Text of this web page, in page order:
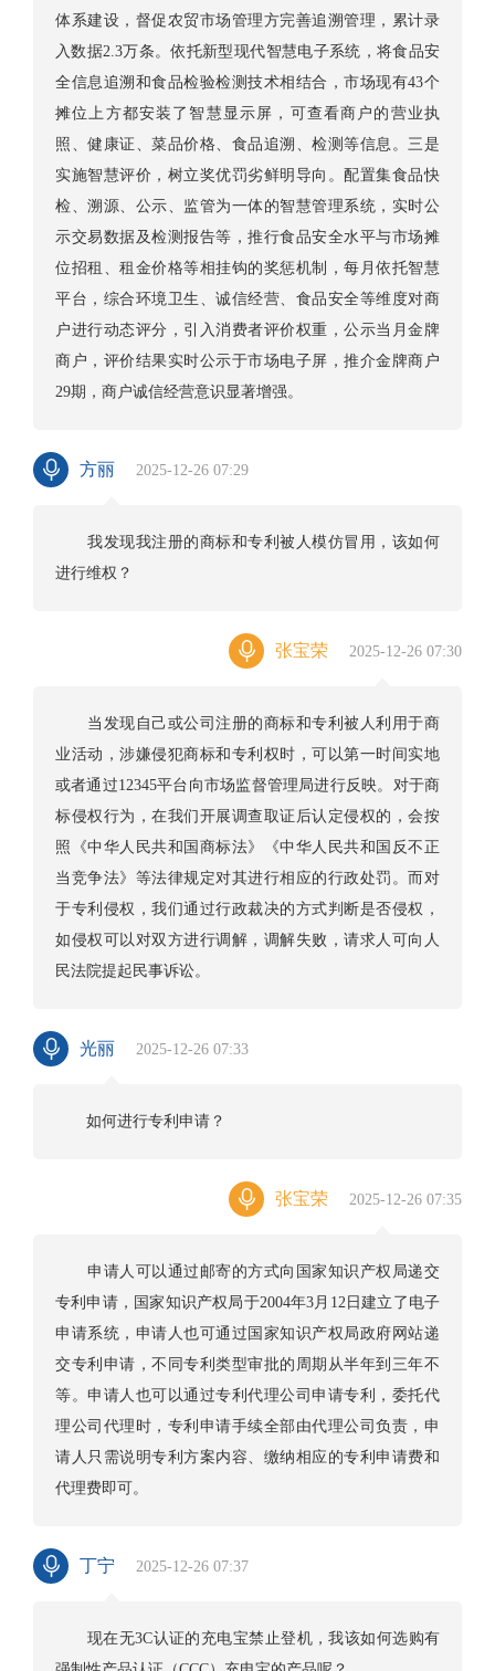
体系建设，督促农贸市场管理方完善追溯管理，累计录
入数据2.3万条。依托新型现代智慧电子系统，将食品安
全信息追溯和食品检验检测技术相结合，市场现有43个
摊位上方都安装了智慧显示屏，可查看商户的营业执
照、健康证、菜品价格、食品追溯、检测等信息。三是
实施智慧评价，树立奖优罚劣鲜明导向。配置集食品快
检、溯源、公示、监管为一体的智慧管理系统，实时公
示交易数据及检测报告等，推行食品安全水平与市场摊
位招租、租金价格等相挂钩的奖惩机制，每月依托智慧
平台，综合环境卫生、诚信经营、食品安全等维度对商
户进行动态评分，引入消费者评价权重，公示当月金牌
商户，评价结果实时公示于市场电子屏，推介金牌商户
29期，商户诚信经营意识显著增强。
方丽 2025-12-26 07:29
我发现我注册的商标和专利被人模仿冒用，该如何
进行维权？
张宝荣 2025-12-26 07:30
当发现自己或公司注册的商标和专利被人利用于商
业活动，涉嫌侵犯商标和专利权时，可以第一时间实地
或者通过12345平台向市场监督管理局进行反映。对于商
标侵权行为，在我们开展调查取证后认定侵权的，会按
照《中华人民共和国商标法》《中华人民共和国反不正
当竞争法》等法律规定对其进行相应的行政处罚。而对
于专利侵权，我们通过行政裁决的方式判断是否侵权，
如侵权可以对双方进行调解，调解失败，请求人可向人
民法院提起民事诉讼。
光丽 2025-12-26 07:33
如何进行专利申请？
张宝荣 2025-12-26 07:35
申请人可以通过邮寄的方式向国家知识产权局递交
专利申请，国家知识产权局于2004年3月12日建立了电子
申请系统，申请人也可通过国家知识产权局政府网站递
交专利申请，不同专利类型审批的周期从半年到三年不
等。申请人也可以通过专利代理公司申请专利，委托代
理公司代理时，专利申请手续全部由代理公司负责，申
请人只需说明专利方案内容、缴纳相应的专利申请费和
代理费即可。
丁宁 2025-12-26 07:37
现在无3C认证的充电宝禁止登机，我该如何选购有